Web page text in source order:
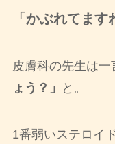
「かぶれてま
皮膚科の先生は一
ょう？」
と。
1番弱いステロイ